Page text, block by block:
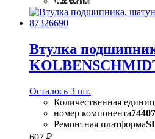
Втулка
Осталось 3 шт.
Количественная
номер компонента
Ремонтная платформа
607 ₽